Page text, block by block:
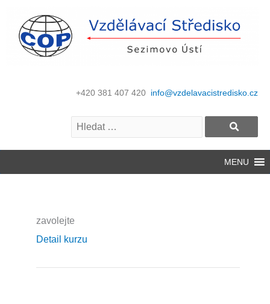
+420 381 407 420 info@vzdelavacistredisko.cz
MENU
zavolejte
Detail kurzu